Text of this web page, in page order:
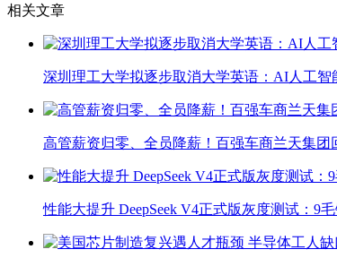
相关文章
深圳理工大学拟逐步取消大学英语：AI人工智
高管薪资归零、全员降薪！百强车商兰天集团
性能大提升 DeepSeek V4正式版灰度测试：9